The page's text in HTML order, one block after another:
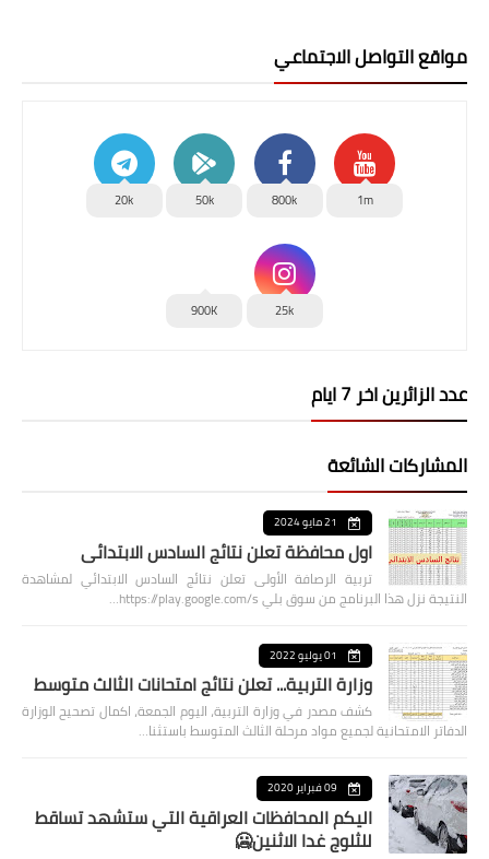
مواقع التواصل الاجتماعي
1m
800k
50k
20k
25k
900K
عدد الزائرين اخر 7 ايام
المشاركات الشائعة
21 مايو 2024
اول محافظة تعلن نتائج السادس الابتدائي
تربية الرصافة الأولى تعلن نتائج السادس الابتدائي لمشاهدة
النتيجة نزل هذا البرنامج من سوق بلي https://play.google.com/s…
01 يوليو 2022
وزارة التربية... تعلن نتائج امتحانات الثالث متوسط
كشف مصدر في وزارة التربية، اليوم الجمعة، اكمال تصحيح الوزارة
الدفاتر الامتحانية لجميع مواد مرحلة الثالث المتوسط باستثنا…
09 فبراير 2020
اليكم المحافظات العراقية التي ستشهد تساقط
للثلوج غدا الاثنين🥶